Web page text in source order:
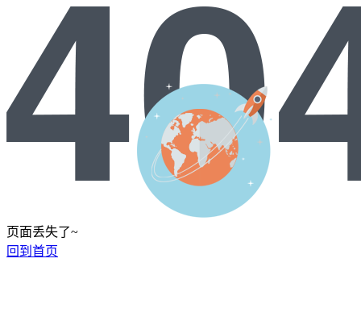
页面丢失了~
回到首页